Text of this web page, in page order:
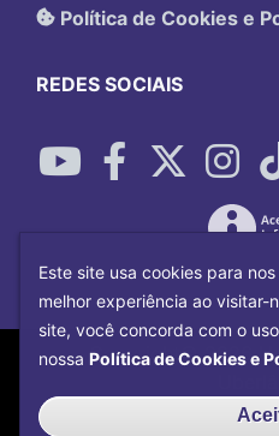
Política de Cookies e
REDES SOCIAIS
Copyright©2026
Este site usa cookies para
melhor experiência ao visitar-
site, você concorda com o
nossa Política de Cookies e